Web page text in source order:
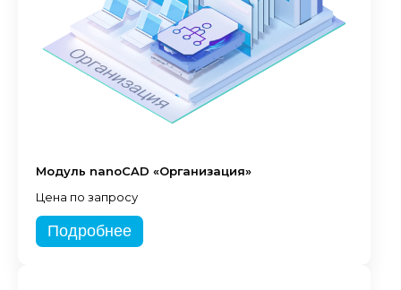
Модуль nanoCAD «Организация»
Цена по запросу
Подробнее